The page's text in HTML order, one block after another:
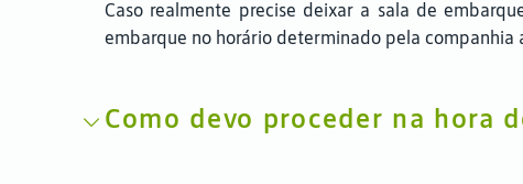
Caso realmente precise deixar a sala de
embarque no horário determinado pela companhia
Como devo proceder na hora